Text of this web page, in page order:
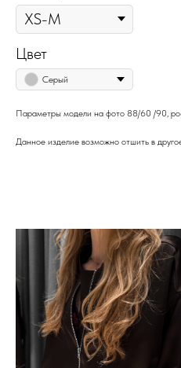
Цвет
Серый
Параметры модели на фото 88/60 /90,
Данное изделие возможно отшить в